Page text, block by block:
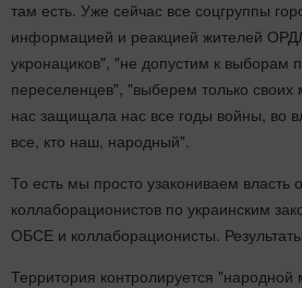
там есть. Уже сейчас все соцгруппы
информацией и реакцией жителей
укронациков", "не допустим к выборам
переселенцев", "выберем только своих
нас защищала нас все годы войны, во
все, кто наш, народный".
То есть мы просто узакониваем власть
коллаборационистов по украинским
ОБСЕ и коллаборационисты.
Территория контролируется